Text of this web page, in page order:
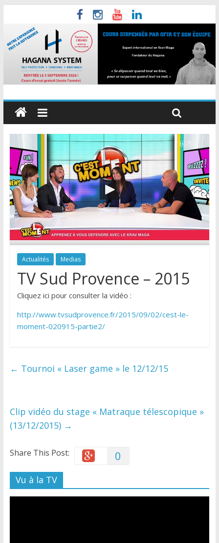
Actualités Medias
TV Sud Provence – 2015
Cliquez ici pour consulter la vidéo :
http://www.tvsudprovence.fr/2015/09/02/cest-le-
moment-020915-partie2/
← Tournoi « Laser game » le 12/12/15
Clip vidéo du stage « Matraque télescopique »
(13/12/2015) →
Share This Post: 0
Vu à la TV